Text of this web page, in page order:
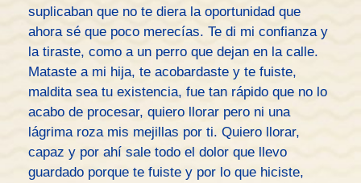
suplicaban que no te diera la oportunidad que
ahora sé que poco merecías. Te di mi confianza y
la tiraste, como a un perro que dejan en la calle.
Mataste a mi hija, te acobardaste y te fuiste,
maldita sea tu existencia, fue tan rápido que no lo
acabo de procesar, quiero llorar pero ni una
lágrima roza mis mejillas por ti. Quiero llorar,
capaz y por ahí sale todo el dolor que llevo
guardado porque te fuiste y por lo que hiciste,